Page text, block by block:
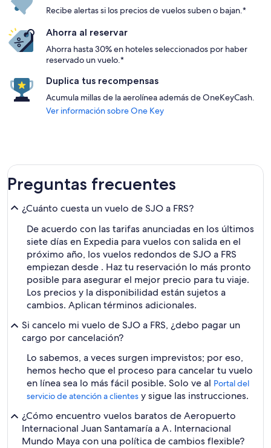
Recibe alertas si los precios de vuelos suben o bajan.*
Ahorra al reservar
Ahorra hasta 30% en hoteles seleccionados por haber
reservado un vuelo.*
Duplica tus recompensas
Acumula millas de la aerolínea además de OneKeyCash.
Ver información sobre One Key
Preguntas frecuentes
¿Cuánto cuesta un vuelo de SJO a FRS?
De acuerdo con las tarifas anunciadas en los últimos
siete días en Expedia para vuelos con salida en el
próximo año, los vuelos redondos de SJO a FRS
empiezan desde . Haz tu reservación lo más pronto
posible para asegurar el mejor precio para tu viaje.
Los precios y la disponibilidad están sujetos a
cambios. Aplican términos adicionales.
Si cancelo mi vuelo de SJO a FRS, ¿debo pagar un
cargo por cancelación?
Lo sabemos, a veces surgen imprevistos; por eso,
hemos hecho que el proceso para cancelar tu vuelo
en línea sea lo más fácil posible. Solo ve al Portal del
servicio de atención a clientes y sigue las instrucciones.
¿Cómo encuentro vuelos baratos de Aeropuerto
Internacional Juan Santamaría a A. Internacional
Mundo Maya con una política de cambios flexible?